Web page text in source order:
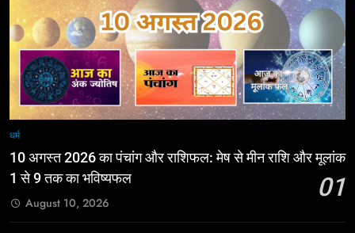
धर्म
10 अगस्त 2026 का पंचांग और राशिफल: मेष से मीन राशि और मूलांक
1 से 9 तक का भविष्यफल
01
August 10, 2026